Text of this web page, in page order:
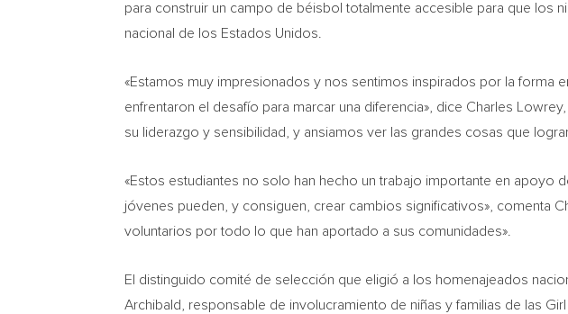
para construir un campo de béisbol totalmente accesible para que los
nacional de los Estados Unidos.
«Estamos muy impresionados y nos sentimos inspirados por la
enfrentaron el desafío para marcar una diferencia», dice Charles Lowrey
su liderazgo y sensibilidad, y ansiamos ver las grandes cosas que
«Estos estudiantes no solo han hecho un trabajo importante en apoyo
jóvenes pueden, y consiguen, crear cambios significativos», comenta
voluntarios por todo lo que han aportado a sus comunidades».
El distinguido comité de selección que eligió a los homenajeados
Archibald
, responsable de involucramiento de niñas y familias de las